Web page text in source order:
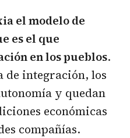
el modelo de
es el que
en los pueblos.
integración, los
y quedan
económicas
compañías.